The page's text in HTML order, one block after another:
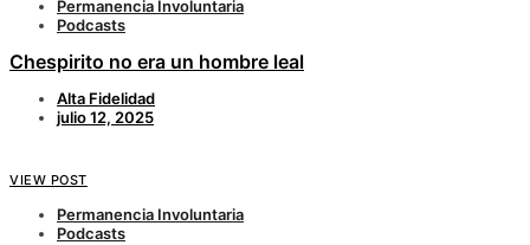
Permanencia Involuntaria
Podcasts
Chespirito no era un hombre leal
Alta Fidelidad
julio 12, 2025
VIEW POST
Permanencia Involuntaria
Podcasts